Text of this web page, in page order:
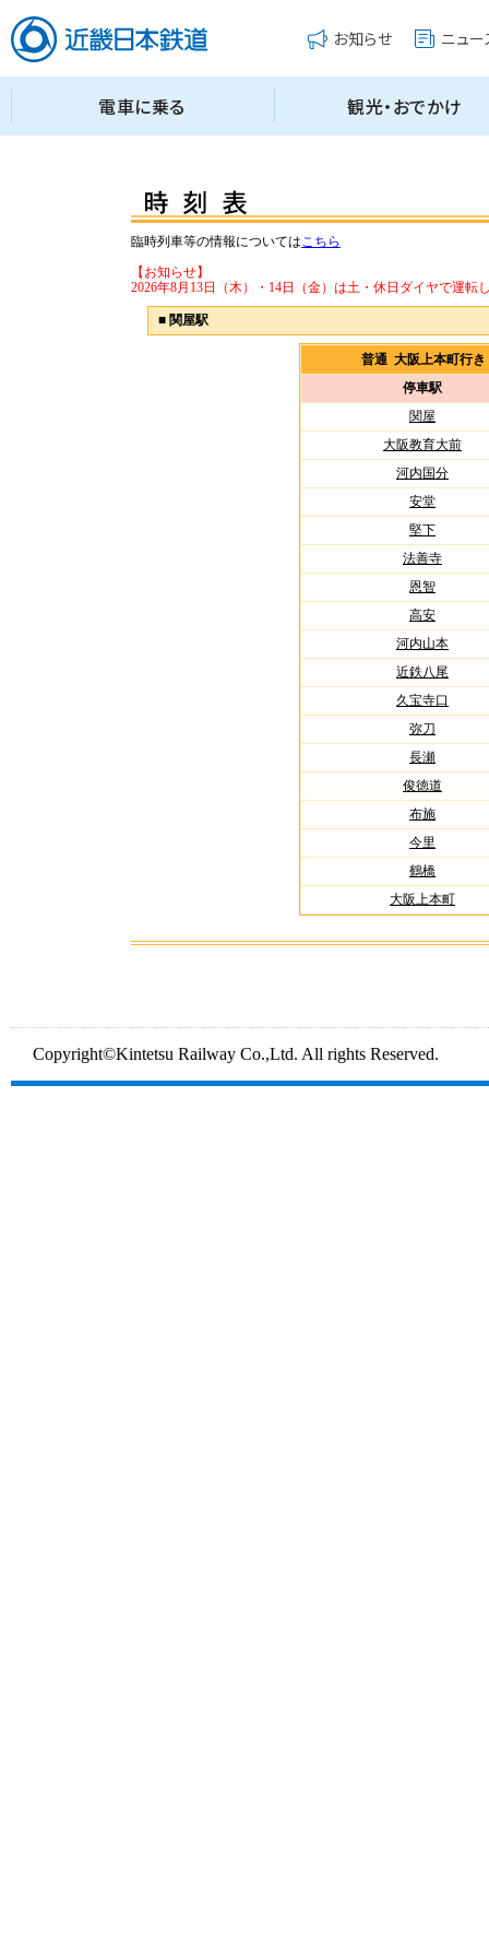
臨時列車等の情報についてはこちら
【お知らせ】
2026年8月13日（木）・14日（金）は土・休日ダイヤで運転
■ 関屋駅
普通 大阪上本町行
停車駅
関屋
大阪教育大前
河内国分
安堂
堅下
法善寺
恩智
高安
河内山本
近鉄八尾
久宝寺口
弥刀
長瀬
俊徳道
布施
今里
鶴橋
大阪上本町